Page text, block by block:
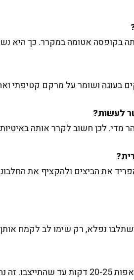
אטומה במקרר. כך היא נשמרת
בעוגה ושומר על מרקם קטיפתי
מדי. לכן חשוב לקרר אותה
את הביצים ולהקציף את
נפלא, רק שימו לב לקמח
אישית.